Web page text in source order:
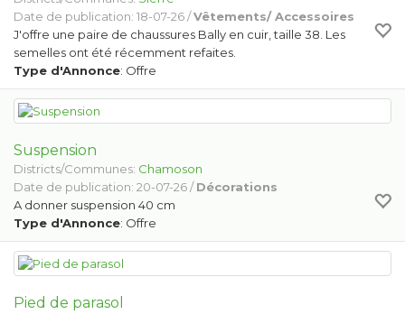
Date de publication: 18-07-26 /Vêtements/ Accessoires
J'offre une paire de chaussures Bally en cuir, taille 38. Les
semelles ont été récemment refaites.
Type d'Annonce: Offre
Suspension
Districts/Communes: Chamoson
Date de publication: 20-07-26 /Décorations
A donner suspension 40 cm
Type d'Annonce: Offre
Pied de parasol